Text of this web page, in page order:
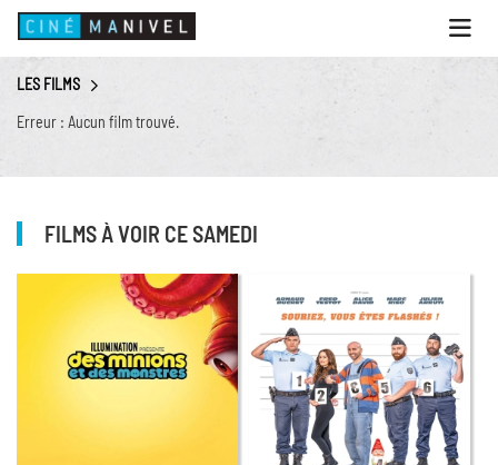
le
menu
ACCUEIL
PROGRAMME
ANIMATIONS
CINÉ CAFÉ | RESTAURANT
LES FILMS
Erreur : Aucun film trouvé.
FILMS À VOIR CE SAMEDI